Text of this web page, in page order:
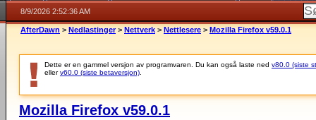
8/9/2026 2:52:36 AM
AfterDawn > Nedlastinger > Nettverk > Nettlesere > Mozilla Firefox v59.0.1
Dette er en gammel versjon av programvaren. Du kan også laste ned v80.0 (siste
ellerv60.0 (siste betaversjon)
Mozilla Firefox v59.0.1